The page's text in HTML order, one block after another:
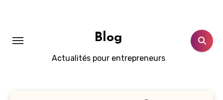
Blog
Actualités pour entrepreneurs